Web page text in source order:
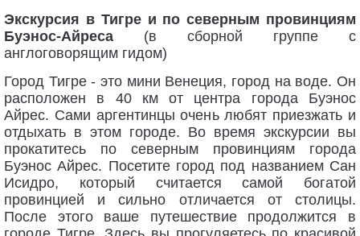
Экскурсия в Тигре и по северным провинциям
Буэнос-Айреса (в сборной группе с
англоговорящим гидом)
Город Тигре - это мини Венеция, город на воде. Он
расположен в 40 км от центра города Буэнос
Айрес. Сами аргентинцы очень любят приезжать и
отдыхать в этом городе. Во время экскурсии вы
прокатитесь по северным провинциям города
Буэнос Айрес. Посетите город под названием Сан
Исидро, который считается самой богатой
провинцией и сильно отличается от столицы.
После этого ваше путешествие продолжится в